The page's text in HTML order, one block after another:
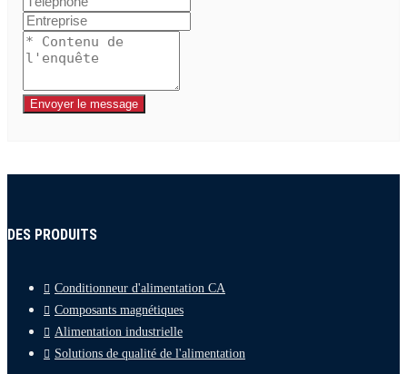
Envoyer le message
DES PRODUITS
Conditionneur d'alimentation CA
Composants magnétiques
Alimentation industrielle
Solutions de qualité de l'alimentation